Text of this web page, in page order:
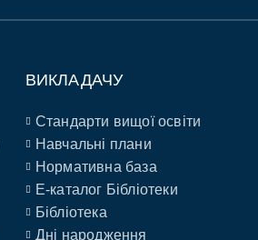
ВИКЛАДАЧУ
Стандарти вищої освіти
Навчальні плани
Нормативна база
E-каталог Бібліотеки
Бібліотека
Дні народження